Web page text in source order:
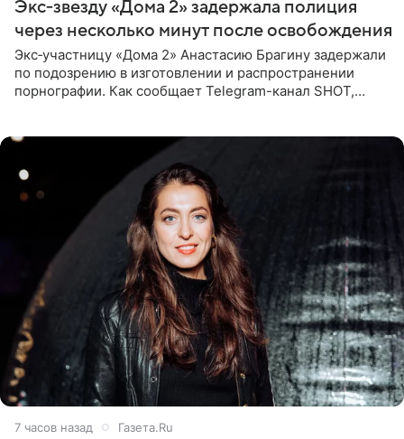
Экс‑звезду «Дома 2» задержала полиция
через несколько минут после освобождения
Экс‑участницу «Дома 2» Анастасию Брагину задержали
по подозрению в изготовлении и распространении
порнографии. Как сообщает Telegram-канал SHOT,
7 часов назад Газета.Ru